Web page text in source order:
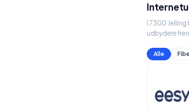
I 7300 Jelling
udbydere
Alle